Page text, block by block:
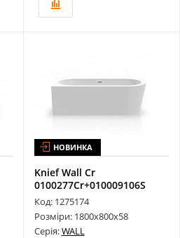
НОВИНКА
Knief Wall Cr
0100277Cr+010009106S
Акрилова Ванна 18...
Код: 1275174
Розміри: 1800х800х58
Серія:WALL